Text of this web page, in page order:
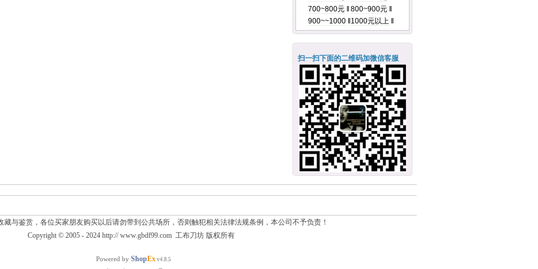
700~800元‖ 800~900元‖
900~~1000‖ 1000元以上‖
扫一扫下面的二维码加微信客服
与鉴赏，各位买家朋友购买以后请勿带到公共场所，否则触犯相关法律法规条例，本公司不予负责！
Copyright © 2005 - 2024 http:// www.gbdf99.com 工布刀坊 版权所有
Powered by ShopEx v4.8.5